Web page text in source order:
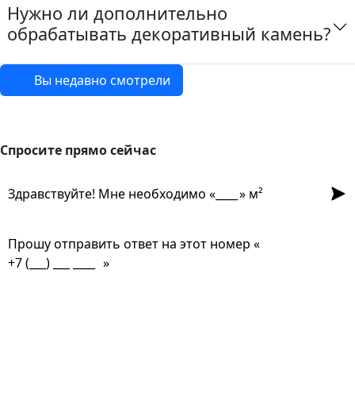
Нужно ли дополнительно
обрабатывать декоративный камень?
Вы недавно смотрели
Спросите прямо сейчас
Здравствуйте! Мне необходимо « » м²
Прошу отправить ответ на этот номер «
»